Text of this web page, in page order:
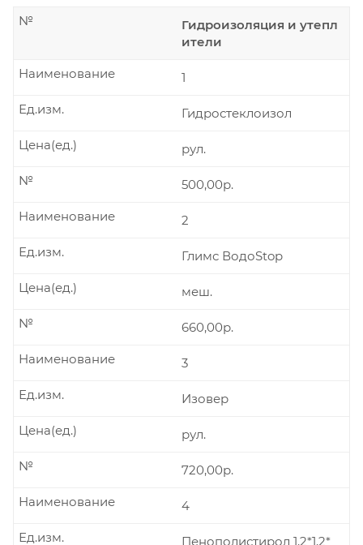
Гидроизоляция и утепл
ители
№
1
Наименование
Гидростеклоизол
Ед.изм.
рул.
Цена(ед.)
500,00р.
№
2
Наименование
Глимс ВодоStop
Ед.изм.
меш.
Цена(ед.)
660,00р.
№
3
Наименование
Изовер
Ед.изм.
рул.
Цена(ед.)
720,00р.
№
4
Наименование
Пенополистирол 1,2*1,2*
Ед.изм.